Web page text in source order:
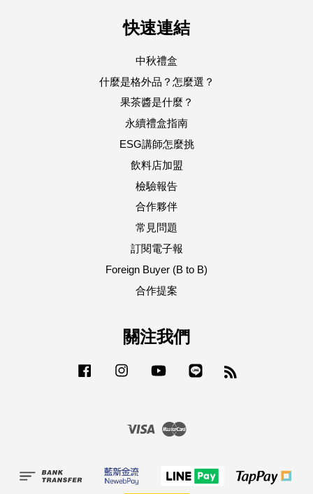
快速連結
中秋禮盒
什麼是格外品？怎麼選？
果茶醬是什麼？
永續禮盒指南
ESG講師怎麼挑
飲料店加盟
檢驗報告
合作夥伴
常見問題
訂閱電子報
Foreign Buyer (B to B)
合作提案
關注我們
Facebook Instagram YouTube
Visa